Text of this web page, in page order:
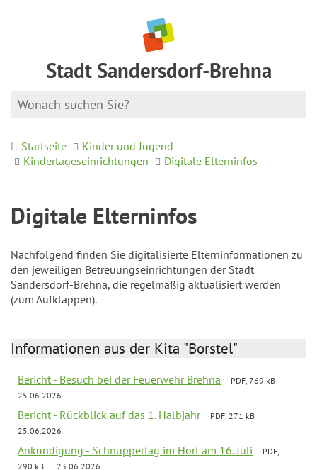
Stadt Sandersdorf-Brehna
Startseite
Kinder und Jugend
Kindertageseinrichtungen
Digitale Elterninfos
Digitale Elterninfos
Nachfolgend finden Sie digitalisierte Elterninformationen zu
den jeweiligen Betreuungseinrichtungen der Stadt
Sandersdorf-Brehna, die regelmäßig aktualisiert werden
(zum Aufklappen).
Informationen aus der Kita "Borstel"
Bericht - Besuch bei der Feuerwehr Brehna
PDF, 769 kB
25.06.2026
Bericht - Rückblick auf das 1. Halbjahr
PDF, 271 kB
25.06.2026
Ankündigung - Schnuppertag im Hort am 16. Juli
PDF,
290 kB
23.06.2026